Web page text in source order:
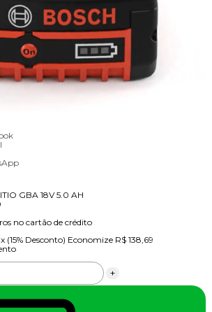
GBA 18V 5.0 AH
no cartão de crédito
(15% Desconto) Economize R$ 138,69
+